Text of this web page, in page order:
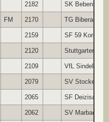
2182 SK
FM 2170 TG Biberach
2159 SF 59
2120 Stuttgarter SF
2109 VfL
2079 SV
2065 SF Deizisau
2062 SV Marbach